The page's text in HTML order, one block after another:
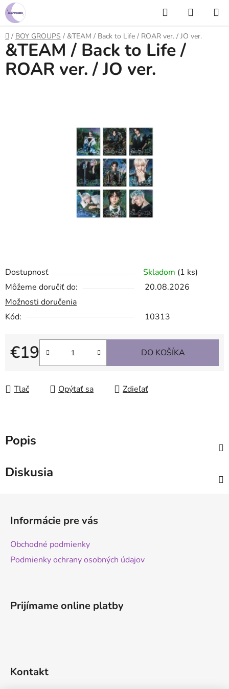
Prejsť
na
obsah
Hľadať
KOŠÍK
Domov
/ BOY GROUPS / &TEAM / Back to Life / ROAR ver. / JO ver.
Dostupnosť Skladom (1 ks)
Môžeme doručiť do:
20.08.2026
Možnosti doručenia
Kód:
10313
€19
Jednotková cena:
DO KOŠÍKA
Tlač Opýtať sa Zdieľať
&TEAM / Back to Life /
ROAR ver. / JO ver.
Popis
Diskusia
Informácie pre vás
Obchodné podmienky
Podmienky ochrany osobných údajov
Prijímame online platby
Kontakt